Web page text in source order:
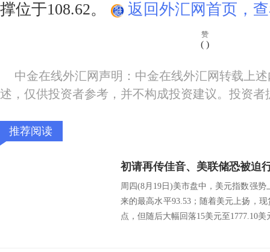
撑位于108.62。
返回外汇网首页，
赞
( )
中金在线外汇网声明：中金在线外汇网转载上
述，仅供投资者参考，并不构成投资建议。投资
推荐阅读
周四(8月19日)美市盘中，美元指数强势
来的最高水平93.53；随着美元上扬，
点，但随后大幅回落15美元至1777.10美